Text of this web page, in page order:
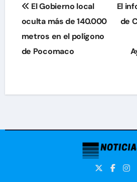
de
entradas
El Gobierno local
oculta más de 140.000
metros en el polígono
de Pocomaco
El
de